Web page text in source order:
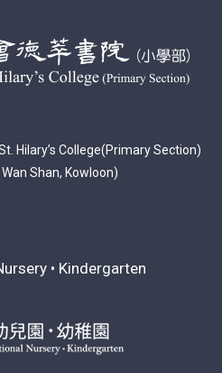
Hilary’s College(Primary Section)
Shan, Kowloon)
• Kindergarten